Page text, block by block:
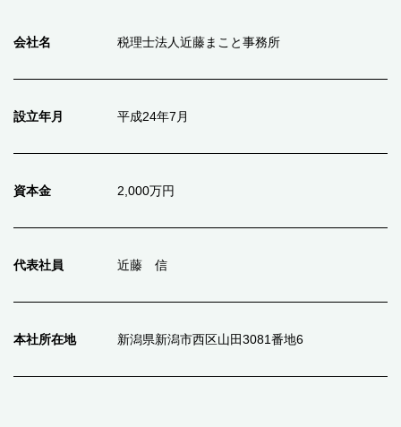
会社名 税理士法人近藤まこと事務所
設立年月 平成24年7月
資本金 2,000万円
代表社員 近藤 信
本社所在地 新潟県新潟市西区山田3081番地6